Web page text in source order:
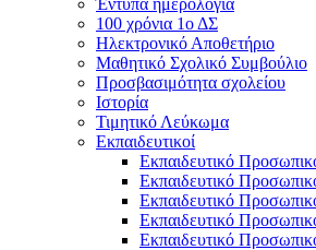
Έντυπα ημερολόγια
100 χρόνια 1ο ΔΣ
Ηλεκτρονικό Αποθετήριο
Μαθητικό Σχολικό Συμβούλιο
Προσβασιμότητα σχολείου
Ιστορία
Τιμητικό Λεύκωμα
Εκπαιδευτικοί
Εκπαιδευτικό
Εκπαιδευτικό
Εκπαιδευτικό
Εκπαιδευτικό
Εκπαιδευτικό